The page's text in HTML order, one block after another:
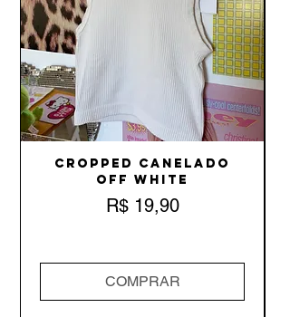
Cropped Canelado
Off White
Preço
R$ 19,90
COMPRAR